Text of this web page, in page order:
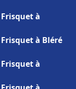
à
à Bléré
à